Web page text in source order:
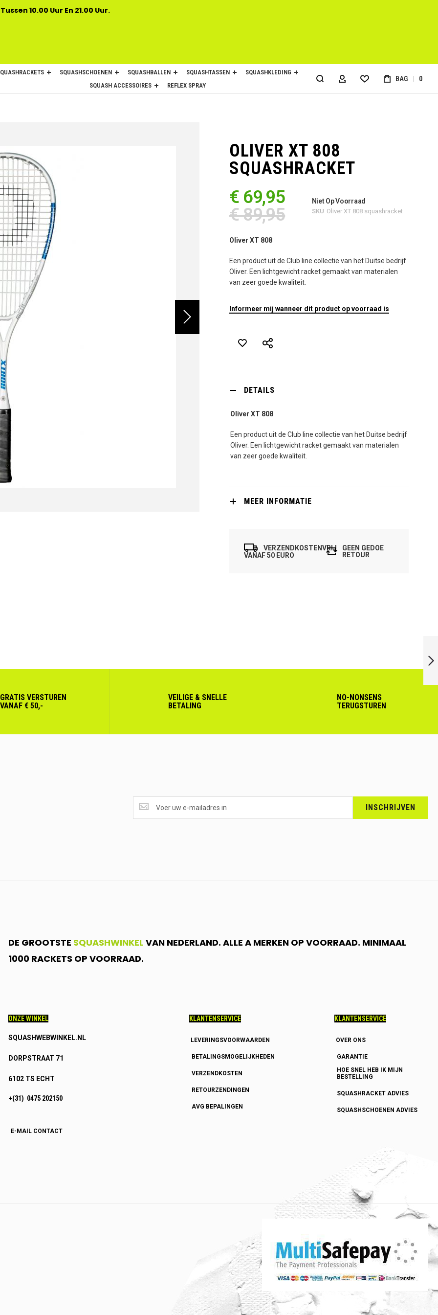
10.00 Uur En 21.00 Uur.
SQUASHSCHOENEN SQUASHBALLEN SQUASHTASSEN
SQUASHKLEDING
SQUASH ACCESSOIRES
REFLEX SPRAY ACCOUNT BAG 0
OLIVER XT 808
SQUASHRACKET
€ 69,95
€ 89,95
Niet Op Voorraad
SKU Oliver XT 808 squashracket
Oliver XT 808
Een product uit de Club line collectie van het Duitse bedrijf
Oliver. Een lichtgewicht racket gemaakt van materialen
van zeer goede kwaliteit.
Informeer mij wanneer dit product op voorraad is
DETAILS
Oliver XT 808
Een product uit de Club line collectie van het Duitse bedrijf
Oliver. Een lichtgewicht racket gemaakt van materialen
van zeer goede kwaliteit.
MEER INFORMATIE
VERZENDKOSTENVRIJ
VANAF 50 EURO
GEEN GEDOE
RETOUR
GRATIS VERSTUREN
VANAF € 50,-
VEILIGE & SNELLE
BETALING
NO-NONSENS
TERUGSTUREN
ONTVANGEN?
<br>SCHRIJF
INSCHRIJVEN
DE GROOTSTE SQUASHWINKEL VAN NEDERLAND. ALLE A MERKEN OP VOORRAAD. MINIMAAL
1000 RACKETS OP VOORRAAD.
ONZE WINKEL
SQUASHWEBWINKEL.NL
DORPSTRAAT 71
6102 TS ECHT
+(31) 0475 202150
E-MAIL CONTACT
KLANTENSERVICE
LEVERINGSVOORWAARDEN
BETALINGSMOGELIJKHEDEN
VERZENDKOSTEN
RETOURZENDINGEN
AVG BEPALINGEN
KLANTENSERVICE
OVER ONS
GARANTIE
HOE SNEL HEB IK MIJN
BESTELLING
SQUASHRACKET ADVIES
SQUASHSCHOENEN ADVIES